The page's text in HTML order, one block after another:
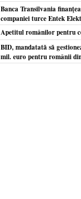
Banca Transilvania
companiei turce Entek
Apetitul românilor pentru
BID, mandatată să
mil. euro pentru românii